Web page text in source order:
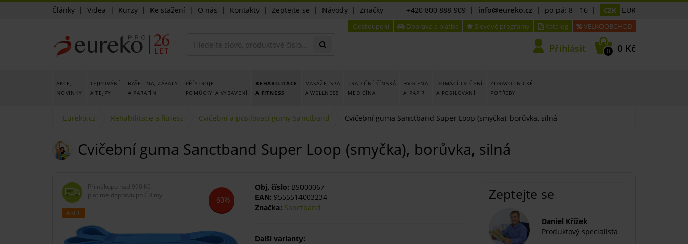
Články | Videa | Kurzy | Ke stažení | O nás | Kontakty | Zeptejte se | Návody | Značky +420 800 888 909 | info@eureko.cz | po-pá: 8 - 16 | CZK EUR
Odstoupení Doprava a platba Slevové programy Katalog VELKOOBCHOD
Přihlásit 0 0 Kč
AKCE,
NOVINKY
TEJPOVÁNÍ
A TEJPY
RAŠELINA, ZÁBALY
A PARAFÍN
PŘÍSTROJE
POMŮCKY A VYBAVENÍ
REHABILITACE
A FITNESS
MASÁŽE, SPA
A WELLNESS
TRADIČNÍ ČÍNSKÁ
MEDICÍNA
HYGIENA
A PAPÍR
DOMÁCÍ CVIČENÍ
A POSILOVÁNÍ
ZDRAVOTNICKÉ
POTŘEBY
Eureko.cz Rehabilitace a fitness Cvičební a posilovací gumy Sanctband Cvičební guma Sanctband Super Loop (smyčka), borůvka, silná
Cvičební guma Sanctband Super Loop (smyčka), borůvka, silná
Při nákupu nad 990 Kč
platíme dopravu po ČR my
AKCE
-60%
Obj. číslo: BS000067
EAN: 9555514003234
Značka: Sanctband
Další varianty:
Zeptejte se
Daniel Křížek
Produktový specialista